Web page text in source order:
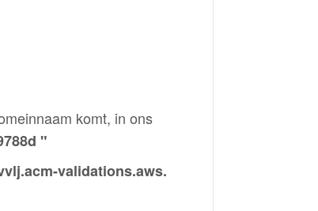
komt, in ons
"
validations.aws.